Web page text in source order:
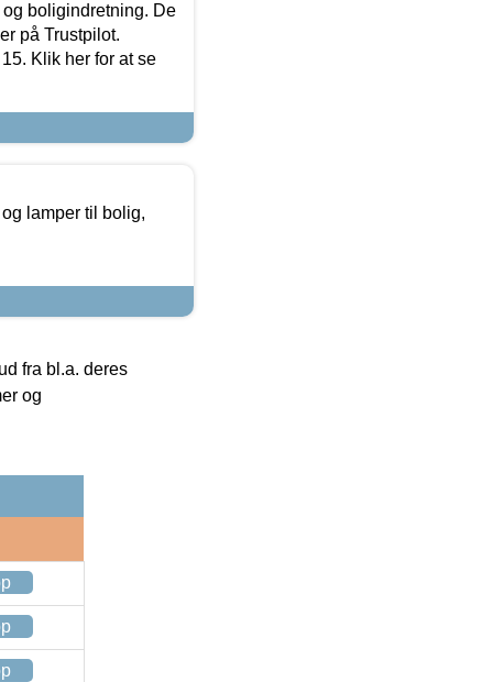
boligindretning. De
på Trustpilot.
Klik her for at se
lamper til bolig,
fra bl.a. deres
og